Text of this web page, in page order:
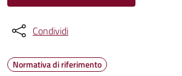
Condividi
Normativa di riferimento